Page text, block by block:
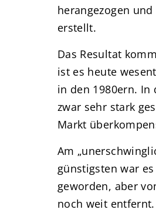
herangezogen
erstellt.
Das Resultat
ist es heute
in den 1980ern. In
zwar sehr stark
Markt
Am
günstigsten war
geworden, aber
noch weit